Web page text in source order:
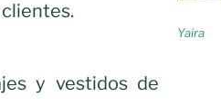
Yaira
y vestidos de